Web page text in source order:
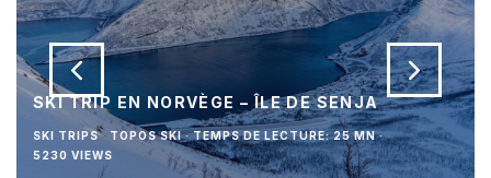
SKI TRIP EN NORVÈGE – ÎLE DE SENJA
SKI TRIPS TOPOS SKI · TEMPS DE LECTURE: 25 MN ·
5230 VIEWS